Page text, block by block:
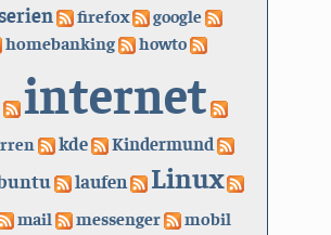
firefox
google
homebanking howto
internet
kde Kindermund
laufen Linux
mail messenger mobil